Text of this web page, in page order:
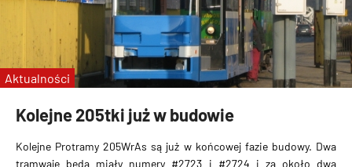
Kolejne 205tki już w budowie
Kolejne Protramy 205WrAs są już w końcowej fazie budowy. Dwa
tramwaje będą miały numery #2723 i #2724 i za około dwa
Aktualności